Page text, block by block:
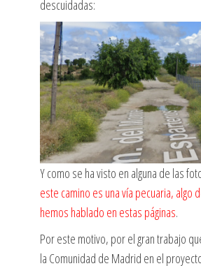
descuidadas:
Y como se ha visto en alguna de las
este camino es una vía pecuaria, algo
hemos hablado en estas páginas.
Por este motivo, por el gran trabajo
la Comunidad de Madrid en el